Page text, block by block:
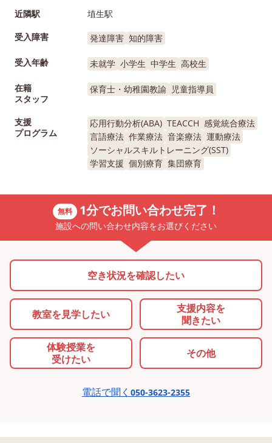
近隣駅
埴生駅
受入障害
発達障害 知的障害
受入年齢 未就学 小学生 中学生 高校生
在籍
スタッフ
保育士・幼稚園教諭 児童指導員
支援
プログラム
応用行動分析(ABA) TEACCH 感覚統合療法
言語療法 作業療法 音楽療法 運動療法
ソーシャルスキルトレーニング(SST)
学習支援 個別療育 集団療育
無料 1分でお問い合わせ完了！
施設への問い合わせ内容をお選びください
空き状況を確認したい
教室を見学したい
支援内容を
聞きたい
体験授業を
受けたい
その他
電話で聞く 050-3623-2355